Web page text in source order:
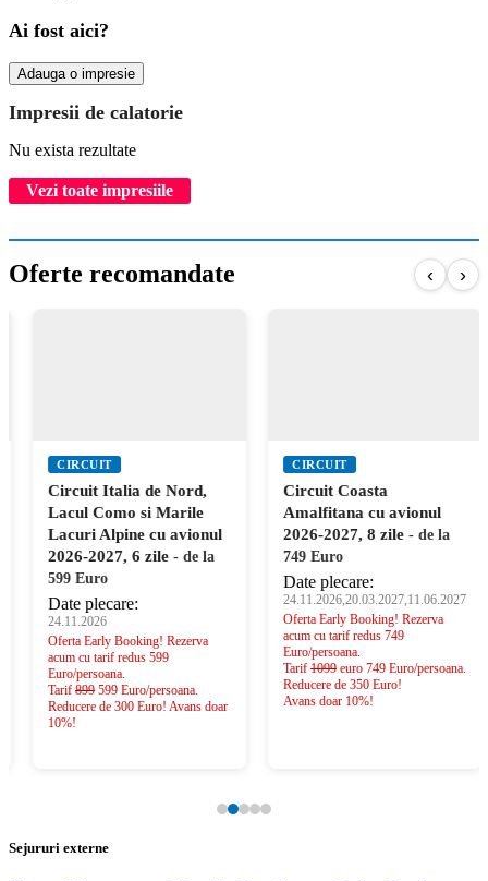
Ai fost aici?
Adauga o impresie
Impresii de calatorie
Nu exista rezultate
Vezi toate impresiile
Oferte recomandate ‹ ›
CIRCUIT
Circuit Italia de Nord,
Lacul Como si Marile
Lacuri Alpine cu avionul
2026-2027, 6 zile- de la
599 Euro
Date plecare:
24.11.2026
Oferta Early Booking! Rezerva
acum cu tarif redus 599
Euro/persoana.
Tarif899599 Euro/persoana.
Reducere de 300 Euro! Avans doar
10%!
CIRCUIT
Circuit Coasta
Amalfitana cu avionul
2026-2027, 8 zile- de la
749 Euro
Date plecare:
24.11.2026,20.03.2027,11.06.2027
Oferta Early Booking! Rezerva
acum cu tarif redus 749
Euro/persoana.
Tarif1099euro 749 Euro/persoana.
Reducere de 350 Euro!
Avans doar 10%!
Sejururi externe